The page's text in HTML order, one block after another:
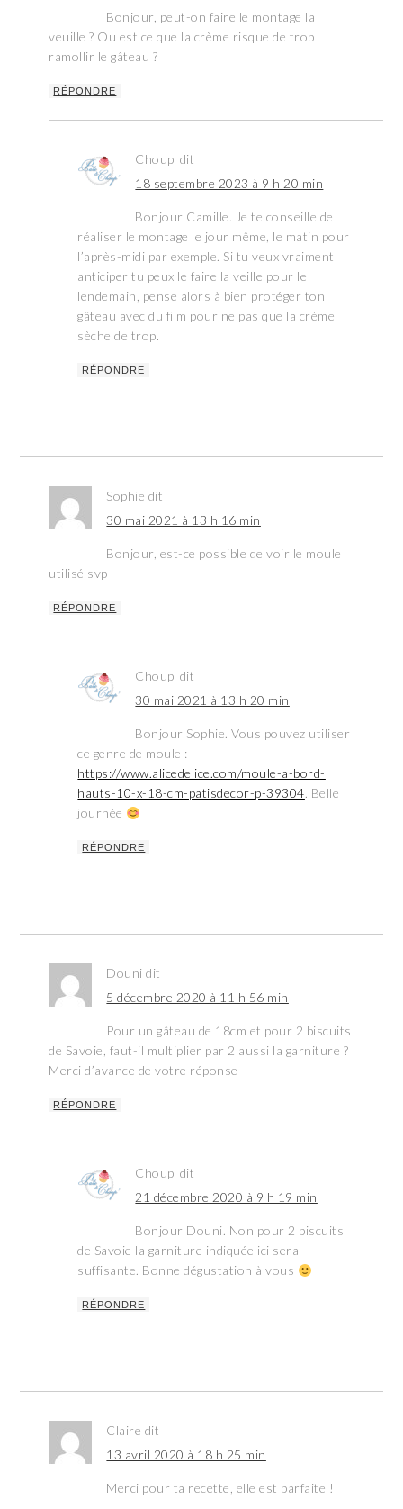
Bonjour, peut-on faire le montage la
veuille ? Ou est ce que la crème risque de trop
ramollir le gâteau ?
RÉPONDRE
Choup' dit
18 septembre 2023 à 9 h 20 min
Bonjour Camille. Je te conseille de
réaliser le montage le jour même, le matin pour
l’après-midi par exemple. Si tu veux vraiment
anticiper tu peux le faire la veille pour le
lendemain, pense alors à bien protéger ton
gâteau avec du film pour ne pas que la crème
sèche de trop.
RÉPONDRE
Sophie dit
30 mai 2021 à 13 h 16 min
Bonjour, est-ce possible de voir le moule
utilisé svp
RÉPONDRE
Choup' dit
30 mai 2021 à 13 h 20 min
Bonjour Sophie. Vous pouvez utiliser
ce genre de moule :
https://www.alicedelice.com/moule-a-bord-
hauts-10-x-18-cm-patisdecor-p-39304. Belle
journée
RÉPONDRE
Douni dit
5 décembre 2020 à 11 h 56 min
Pour un gâteau de 18cm et pour 2 biscuits
de Savoie, faut-il multiplier par 2 aussi la garniture ?
Merci d’avance de votre réponse
RÉPONDRE
Choup' dit
21 décembre 2020 à 9 h 19 min
Bonjour Douni. Non pour 2 biscuits
de Savoie la garniture indiquée ici sera
suffisante. Bonne dégustation à vous
RÉPONDRE
Claire dit
13 avril 2020 à 18 h 25 min
Merci pour ta recette, elle est parfaite !